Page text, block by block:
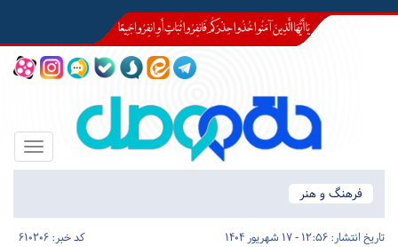
Toggle
فرهنگ و هنر
تاریخ انتشار: 12:56 - 17 شهریور 1404 کد خبر: 610206